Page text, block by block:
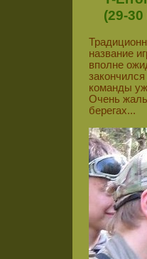
(29-
название
вполне
команды
Очень
берегах...